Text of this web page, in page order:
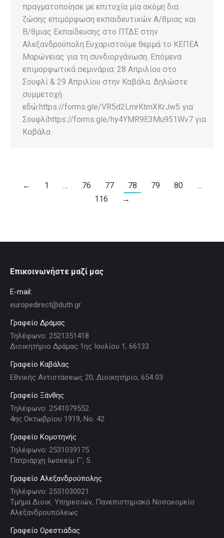
πραγματοποίησε με επιτυχία μία ακόμη δια
ζώσης επιμόρφωση εκπαιδευτικών Α/θμιας και
Β/θμιας Εκπαίδευσης στο ΠΤΔΕ στην
Αλεξανδρούπολη.Ευχαριστούμε θερμά το ΚΕΠΕΑ
Μαρώνειας για τη συνδιοργάνωση. Επόμενα
επιμορφωτικά σεμινάρια: 28 Απριλίου στο
Σουφλί & 29 Απριλίου στην Καβάλα. Δηλώστε
συμμετοχή
εδώ:https://forms.gle/VR5d2LmrKtmXKrJw5 για
Σουφλίhttps://forms.gle/hy4YMR9E3Mu951Wv7 για
Καβάλα
← 1 … 76 77 78 79 80
…
116
→
Επικοινωνήστε μαζί μας
E-mail:
europedirect@duth.gr
Γραφείο Δράμας
Τηλέφωνο: 2521351418
Διοικητήριο Δράμας 1ης Ιουλίου 1, 66133
Γραφείο Καβάλας
Εθνικής Αντιστάσεως 20, Διοικητήριο, 654 03
Γραφείο Ξάνθης
Τηλέφωνο: 2541079552
4ης Οκτωβρίου 1919, Νο. 42
Γραφείο Κομοτηνής
Τηλέφωνο: 2531039175
Πατριάρχη Ιωσκείμ Γ', 5
Γραφείο Αλεξανδρούπολης
Τηλέφωνο: 2551030021
Τμήμα Διοικ. Υπηρεσιών, Πανεπιστημιακό Νοσοκομείο
Αλεξανδρουπόλεως
Γραφείο Ορεστιάδας